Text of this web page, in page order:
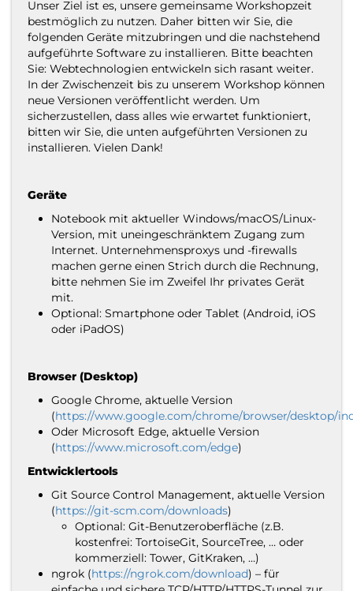
Unser Ziel ist es, unsere gemeinsame Workshopzeit
bestmöglich zu nutzen. Daher bitten wir Sie, die
folgenden Geräte mitzubringen und die nachstehend
aufgeführte Software zu installieren. Bitte beachten
Sie: Webtechnologien entwickeln sich rasant weiter.
In der Zwischenzeit bis zu unserem Workshop können
neue Versionen veröffentlicht werden. Um
sicherzustellen, dass alles wie erwartet funktioniert,
bitten wir Sie, die unten aufgeführten Versionen zu
installieren. Vielen Dank!
Geräte
Notebook mit aktueller Windows/macOS/Linux-
Version, mit uneingeschränktem Zugang zum
Internet. Unternehmensproxys und -firewalls
machen gerne einen Strich durch die Rechnung,
bitte nehmen Sie im Zweifel Ihr privates Gerät
mit.
Optional: Smartphone oder Tablet (Android, iOS
oder iPadOS)
Browser (Desktop)
Google Chrome, aktuelle Version
(https://www.google.com/chrome/browser/desktop/
Oder Microsoft Edge, aktuelle Version
(https://www.microsoft.com/edge)
Entwicklertools
Git Source Control Management, aktuelle Version
(https://git-scm.com/downloads)
Optional: Git-Benutzeroberfläche (z.B.
kostenfrei: TortoiseGit, SourceTree, … oder
kommerziell: Tower, GitKraken, …)
ngrok (https://ngrok.com/download) – für